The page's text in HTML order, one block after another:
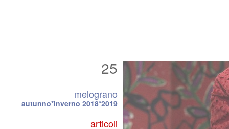
25
melograno
autunno*inverno 2018*2019
articoli